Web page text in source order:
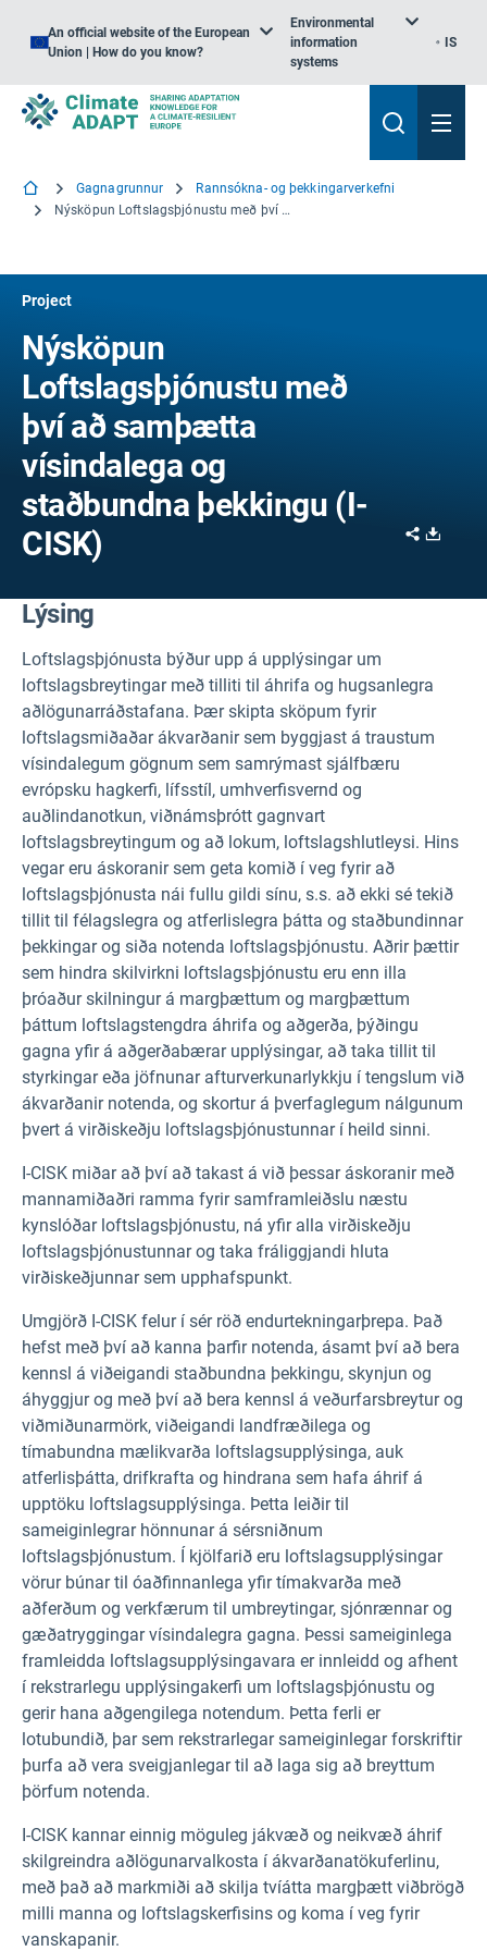
An official website of the European
Union | How do you know?
Environmental
information
systems
IS
Gagnagrunnur
Rannsókna- og þekkingarverkefni
Nýsköpun Loftslagsþjónustu með því að samþætta vísindalega og staðbundna þekkingu
Project
Nýsköpun
Loftslagsþjónustu með
því að samþætta
vísindalega og
staðbundna þekkingu (I-
CISK)
Share
Lýsing
Loftslagsþjónusta býður upp á upplýsingar um
loftslagsbreytingar með tilliti til áhrifa og hugsanlegra
aðlögunarráðstafana. Þær skipta sköpum fyrir
loftslagsmiðaðar ákvarðanir sem byggjast á traustum
vísindalegum gögnum sem samrýmast sjálfbæru
evrópsku hagkerfi, lífsstíl, umhverfisvernd og
auðlindanotkun, viðnámsþrótt gagnvart
loftslagsbreytingum og að lokum, loftslagshlutleysi. Hins
vegar eru áskoranir sem geta komið í veg fyrir að
loftslagsþjónusta nái fullu gildi sínu, s.s. að ekki sé tekið
tillit til félagslegra og atferlislegra þátta og staðbundinnar
þekkingar og siða notenda loftslagsþjónustu. Aðrir þættir
sem hindra skilvirkni loftslagsþjónustu eru enn illa
þróaður skilningur á margþættum og margþættum
þáttum loftslagstengdra áhrifa og aðgerða, þýðingu
gagna yfir á aðgerðabærar upplýsingar, að taka tillit til
styrkingar eða jöfnunar afturverkunarlykkju í tengslum við
ákvarðanir notenda, og skortur á þverfaglegum nálgunum
þvert á virðiskeðju loftslagsþjónustunnar í heild sinni.
I-CISK miðar að því að takast á við þessar áskoranir með
mannamiðaðri ramma fyrir samframleiðslu næstu
kynslóðar loftslagsþjónustu, ná yfir alla virðiskeðju
loftslagsþjónustunnar og taka fráliggjandi hluta
virðiskeðjunnar sem upphafspunkt.
Umgjörð I-CISK felur í sér röð endurtekningarþrepa. Það
hefst með því að kanna þarfir notenda, ásamt því að bera
kennsl á viðeigandi staðbundna þekkingu, skynjun og
áhyggjur og með því að bera kennsl á veðurfarsbreytur og
viðmiðunarmörk, viðeigandi landfræðilega og
tímabundna mælikvarða loftslagsupplýsinga, auk
atferlisþátta, drifkrafta og hindrana sem hafa áhrif á
upptöku loftslagsupplýsinga. Þetta leiðir til
sameiginlegrar hönnunar á sérsniðnum
loftslagsþjónustum. Í kjölfarið eru loftslagsupplýsingar
vörur búnar til óaðfinnanlega yfir tímakvarða með
aðferðum og verkfærum til umbreytingar, sjónrænnar og
gæðatryggingar vísindalegra gagna. Þessi sameiginlega
framleidda loftslagsupplýsingavara er innleidd og afhent
í rekstrarlegu upplýsingakerfi um loftslagsþjónustu og
gerir hana aðgengilega notendum. Þetta ferli er
lotubundið, þar sem rekstrarlegar sameiginlegar forskriftir
þurfa að vera sveigjanlegar til að laga sig að breyttum
þörfum notenda.
I-CISK kannar einnig möguleg jákvæð og neikvæð áhrif
skilgreindra aðlögunarvalkosta í ákvarðanatökuferlinu,
með það að markmiði að skilja tvíátta margþætt viðbrögð
milli manna og loftslagskerfisins og koma í veg fyrir
vanskapanir.